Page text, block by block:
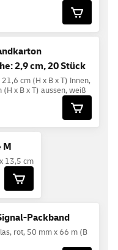
2,9 cm, 20 Stück
cm (H x B x T) Innen,
x B x T) aussen, weiß
M
13,5 cm
Packband
rot, 50 mm x 66 m (B